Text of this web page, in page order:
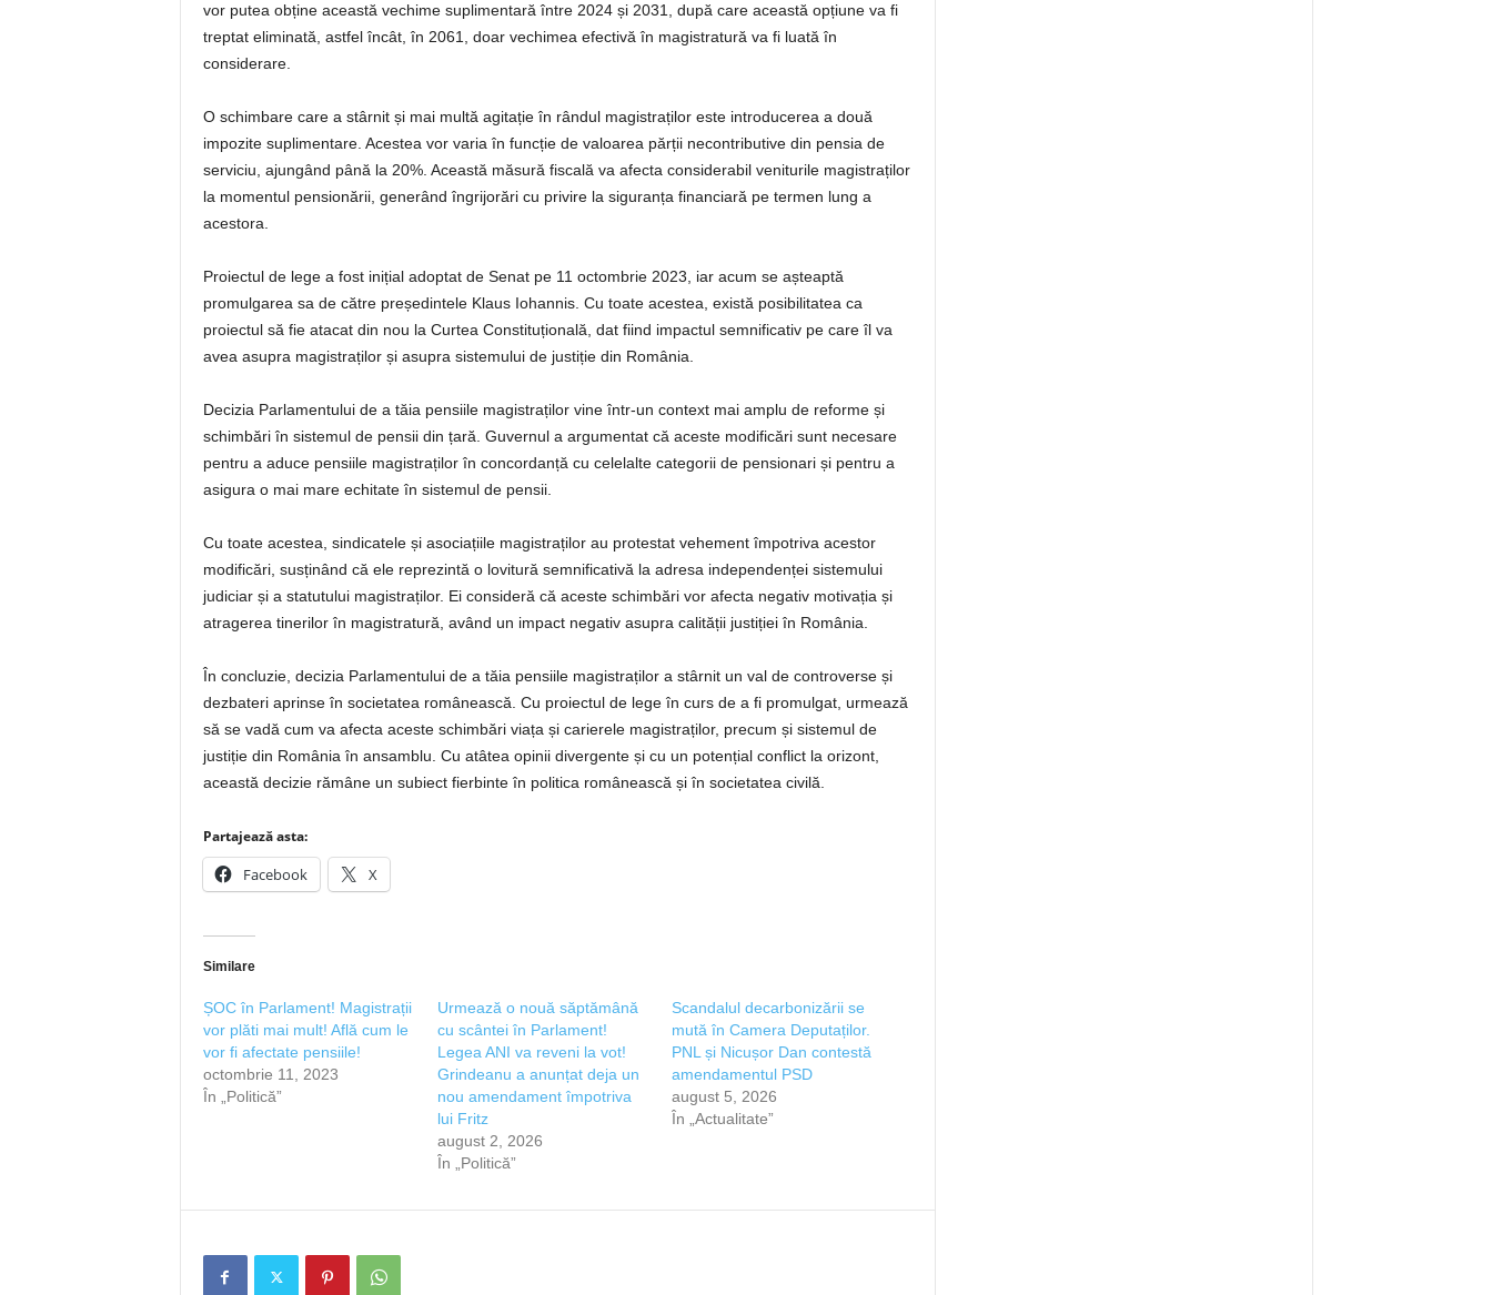
vor putea obține această vechime suplimentară între 2024 și 2031, după care această opțiune va fi
treptat eliminată, astfel încât, în 2061, doar vechimea efectivă în magistratură va fi luată în
considerare.
O schimbare care a stârnit și mai multă agitație în rândul magistraților este introducerea a două
impozite suplimentare. Acestea vor varia în funcție de valoarea părții necontributive din pensia de
serviciu, ajungând până la 20%. Această măsură fiscală va afecta considerabil veniturile magistraților
la momentul pensionării, generând îngrijorări cu privire la siguranța financiară pe termen lung a
acestora.
Proiectul de lege a fost inițial adoptat de Senat pe 11 octombrie 2023, iar acum se așteaptă
promulgarea sa de către președintele Klaus Iohannis. Cu toate acestea, există posibilitatea ca
proiectul să fie atacat din nou la Curtea Constituțională, dat fiind impactul semnificativ pe care îl va
avea asupra magistraților și asupra sistemului de justiție din România.
Decizia Parlamentului de a tăia pensiile magistraților vine într-un context mai amplu de reforme și
schimbări în sistemul de pensii din țară. Guvernul a argumentat că aceste modificări sunt necesare
pentru a aduce pensiile magistraților în concordanță cu celelalte categorii de pensionari și pentru a
asigura o mai mare echitate în sistemul de pensii.
Cu toate acestea, sindicatele și asociațiile magistraților au protestat vehement împotriva acestor
modificări, susținând că ele reprezintă o lovitură semnificativă la adresa independenței sistemului
judiciar și a statutului magistraților. Ei consideră că aceste schimbări vor afecta negativ motivația și
atragerea tinerilor în magistratură, având un impact negativ asupra calității justiției în România.
În concluzie, decizia Parlamentului de a tăia pensiile magistraților a stârnit un val de controverse și
dezbateri aprinse în societatea românească. Cu proiectul de lege în curs de a fi promulgat, urmează
să se vadă cum va afecta aceste schimbări viața și carierele magistraților, precum și sistemul de
justiție din România în ansamblu. Cu atâtea opinii divergente și cu un potențial conflict la orizont,
această decizie rămâne un subiect fierbinte în politica românească și în societatea civilă.
Partajează asta:
Facebook X
Similare
ȘOC în Parlament! Magistrații
vor plăti mai mult! Află cum le
vor fi afectate pensiile!
octombrie 11, 2023
În „Politică”
Urmează o nouă săptămână
cu scântei în Parlament!
Legea ANI va reveni la vot!
Grindeanu a anunțat deja un
nou amendament împotriva
lui Fritz
august 2, 2026
În „Politică”
Scandalul decarbonizării se
mută în Camera Deputaților.
PNL și Nicușor Dan contestă
amendamentul PSD
august 5, 2026
În „Actualitate”